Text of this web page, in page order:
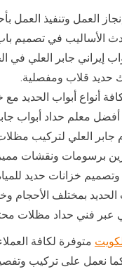
العمل وتنفيذ العمل
الأساليب في تصميم
إيراني جابر العلي في
حديد قلاب ومفصلية.
أنواع أبواب الحديد
أفضل معلم حداد أبواب
جابر العلي لتركيب
برسومات ونقشات
خزانات حديد
الحديد بمختلف الأحجام
عبر فني حداد مظلات
متوفرة لكافة
نعمل على تركيب